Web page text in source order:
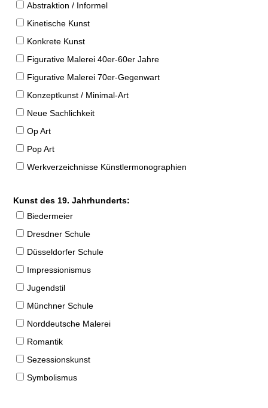
Abstraktion / Informel
Kinetische Kunst
Konkrete Kunst
Figurative Malerei 40er-60er Jahre
Figurative Malerei 70er-Gegenwart
Konzeptkunst / Minimal-Art
Neue Sachlichkeit
Op Art
Pop Art
Werkverzeichnisse Künstlermonographien
Kunst des 19. Jahrhunderts:
Biedermeier
Dresdner Schule
Düsseldorfer Schule
Impressionismus
Jugendstil
Münchner Schule
Norddeutsche Malerei
Romantik
Sezessionskunst
Symbolismus